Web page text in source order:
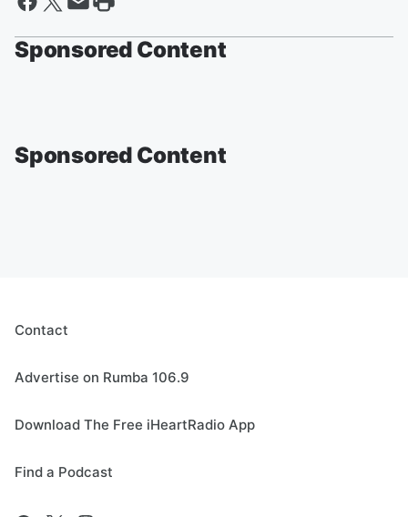
Sponsored Content
Sponsored Content
Contact
Advertise on Rumba 106.9
Download The Free iHeartRadio App
Find a Podcast